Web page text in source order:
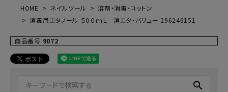
HOME ネイルツール
溶剤・消毒・コットン
消毒用エタノール ５００ｍＬ 消エタ・バリュー 296246151
商品番号 9072
search